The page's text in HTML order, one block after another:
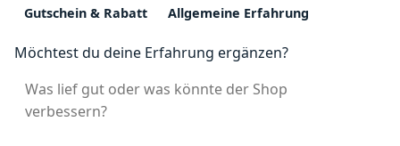
Gutschein & Rabatt
Allgemeine Erfahrung
Möchtest du deine Erfahrung ergänzen?